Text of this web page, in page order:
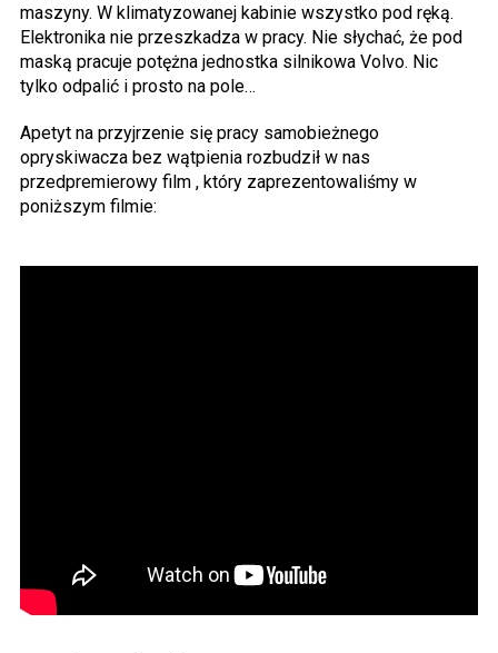
maszyny. W klimatyzowanej kabinie wszystko pod ręką.
Elektronika nie przeszkadza w pracy. Nie słychać, że pod
maską pracuje potężna jednostka silnikowa Volvo. Nic
tylko odpalić i prosto na pole…
Apetyt na przyjrzenie się pracy samobieżnego
opryskiwacza bez wątpienia rozbudził w nas
przedpremierowy film , który zaprezentowaliśmy w
poniższym filmie: